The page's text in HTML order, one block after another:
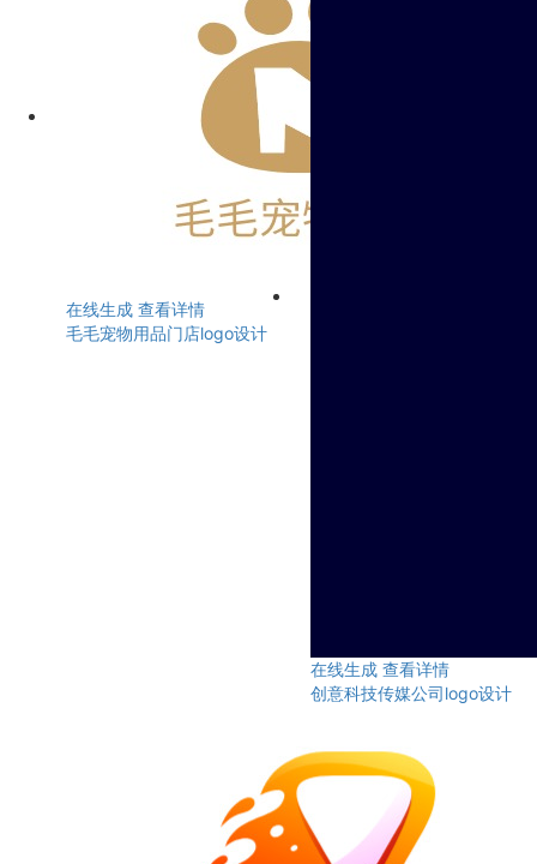
在线生成 查看详情
毛毛宠物用品门店logo设计
在线生成 查看详情
创意科技传媒公司logo设计